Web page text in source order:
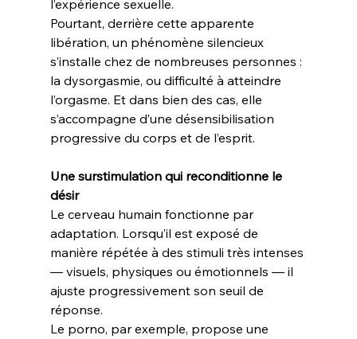
l’expérience sexuelle.
Pourtant, derrière cette apparente
libération, un phénomène silencieux
s’installe chez de nombreuses personnes :
la dysorgasmie, ou difficulté à atteindre
l’orgasme. Et dans bien des cas, elle
s’accompagne d’une désensibilisation
progressive du corps et de l’esprit.
Une surstimulation qui reconditionne le
désir
Le cerveau humain fonctionne par
adaptation. Lorsqu’il est exposé de
manière répétée à des stimuli très intenses
— visuels, physiques ou émotionnels — il
ajuste progressivement son seuil de
réponse.
Le porno, par exemple, propose une